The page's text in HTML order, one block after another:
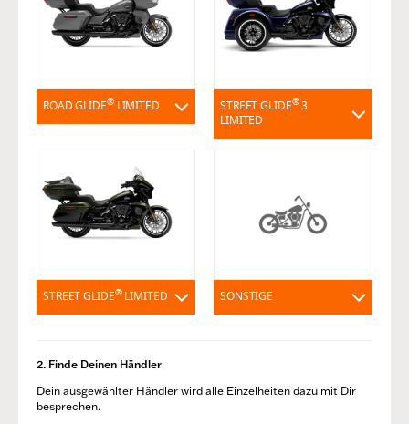
ROAD GLIDE®LIMITED STREET GLIDE®3
LIMITED
STREET GLIDE®LIMITED SONSTIGE
2. Finde Deinen Händler
Dein ausgewählter Händler wird alle Einzelheiten dazu mit Dir
besprechen.